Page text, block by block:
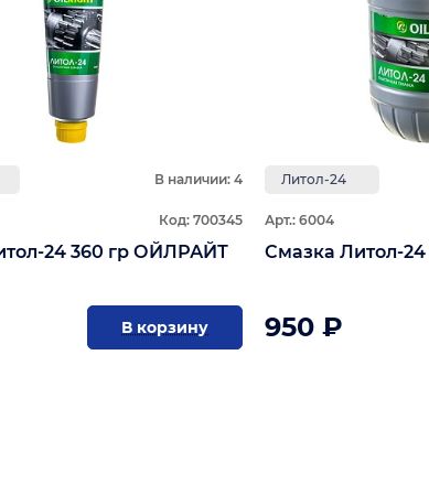
В наличии: 4
Код: 700345
Смазка Литол-24 360 гр ОЙЛРАЙТ
В корзину
Литол-24
Арт.: 6004
950 ₽